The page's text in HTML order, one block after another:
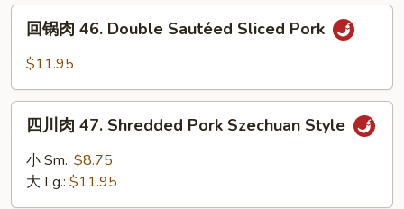
Moo
Shu
Pork
Pancakes)
Double
Sautéed
Pork
回锅肉 46. Double Sautéed Sliced Pork
$11.95
47.
四川肉 47. Shredded Pork Szechuan Style
小 Sm.: $8.75
大 Lg.: $11.95